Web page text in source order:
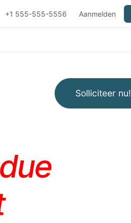
+1 555-555-5556 Aanmelden
Solliciteer nu!